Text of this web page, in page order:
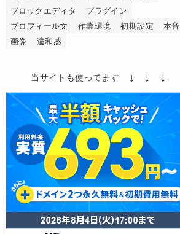
ブロックエディタ
プラグイン
プロフィール文
作業環境 初期設定
本音
画像
違和感
当サイトも使ってます ↓ ↓ ↓